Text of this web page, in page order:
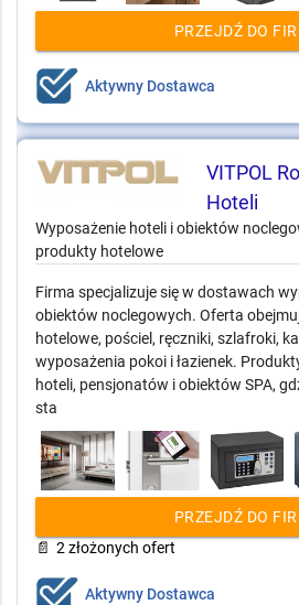
PRZEJDŹ DO
Aktywny Dostawca
VITPOL
Hoteli
Wyposażenie hoteli i obiektów
produkty hotelowe
Firma specjalizuje się w dostawach
obiektów noclegowych. Oferta
hotelowe, pościel, ręczniki, szlafroki,
wyposażenia pokoi i łazienek.
hoteli, pensjonatów i obiektów SPA,
sta
PRZEJDŹ DO
📄 2 złożonych ofert
Aktywny Dostawca